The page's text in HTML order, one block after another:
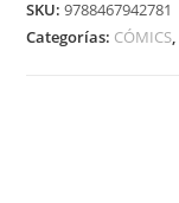
LUJO
SKU:9788467942781
Categorías: CÓMICS,